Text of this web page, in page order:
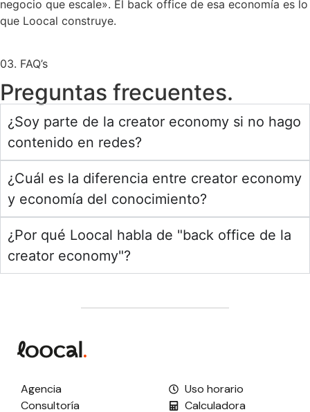
negocio que escale». El back office de esa economía es lo
que Loocal construye.
03. FAQ’s
Preguntas frecuentes.
¿Soy parte de la creator economy si no hago
contenido en redes?
¿Cuál es la diferencia entre creator economy
y economía del conocimiento?
¿Por qué Loocal habla de "back office de la
creator economy"?
Agencia
Consultoría
Uso horario
Calculadora